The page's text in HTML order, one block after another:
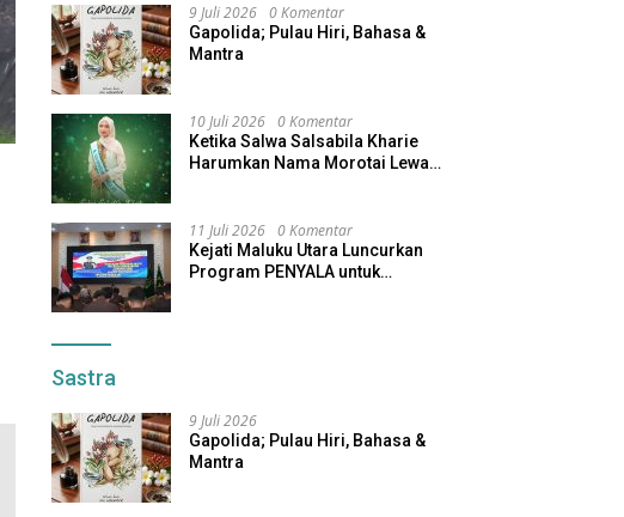
9 Juli 2026 0 Komentar
Gapolida; Pulau Hiri, Bahasa &
Mantra
10 Juli 2026 0 Komentar
Ketika Salwa Salsabila Kharie
Harumkan Nama Morotai Lewat
11 Juli 2026 0 Komentar
Kejati Maluku Utara Luncurkan
Program PENYALA untuk
Sastra
9 Juli 2026
Gapolida; Pulau Hiri, Bahasa &
Mantra